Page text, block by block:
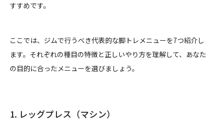
すすめです。
ここでは、ジムで行うべき代表的な脚トレメニューを7つ紹介し
ます。それぞれの種目の特徴と正しいやり方を理解して、あなた
の目的に合ったメニューを選びましょう。
1. レッグプレス（マシン）